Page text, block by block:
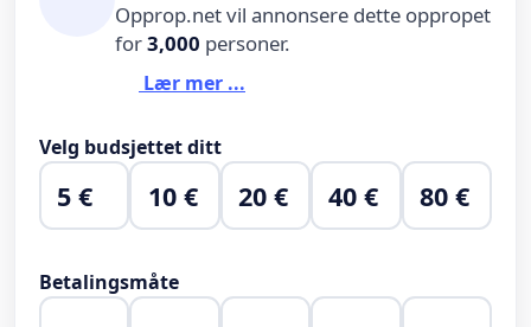
Opprop.net vil annonsere dette oppropet
for3,000 personer.
Lær mer ...
Velg budsjettet ditt
5 € 10 € 20 € 40 € 80 €
Betalingsmåte